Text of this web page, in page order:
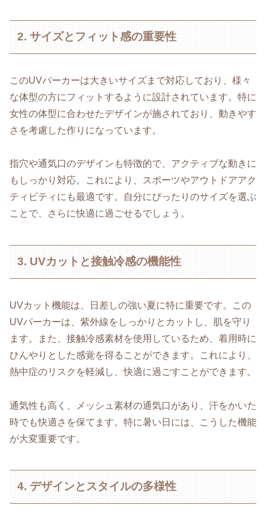
2. サイズとフィット感の重要性
このUVパーカーは大きいサイズまで対応しており、様々
な体型の方にフィットするように設計されています。特に
女性の体型に合わせたデザインが施されており、動きやす
さを考慮した作りになっています。
指穴や通気口のデザインも特徴的で、アクティブな動きに
もしっかり対応。これにより、スポーツやアウトドアアク
ティビティにも最適です。自分にぴったりのサイズを選ぶ
ことで、さらに快適に過ごせるでしょう。
3. UVカットと接触冷感の機能性
UVカット機能は、日差しの強い夏に特に重要です。この
UVパーカーは、紫外線をしっかりとカットし、肌を守り
ます。また、接触冷感素材を使用しているため、着用時に
ひんやりとした感覚を得ることができます。これにより、
熱中症のリスクを軽減し、快適に過ごすことができます。
通気性も高く、メッシュ素材の通気口があり、汗をかいた
時でも快適さを保てます。特に暑い日には、こうした機能
が大変重要です。
4. デザインとスタイルの多様性